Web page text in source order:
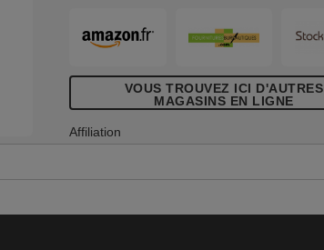
VOUS TROUVEZ ICI D'AUTRES
MAGASINS EN LIGNE
Affiliation